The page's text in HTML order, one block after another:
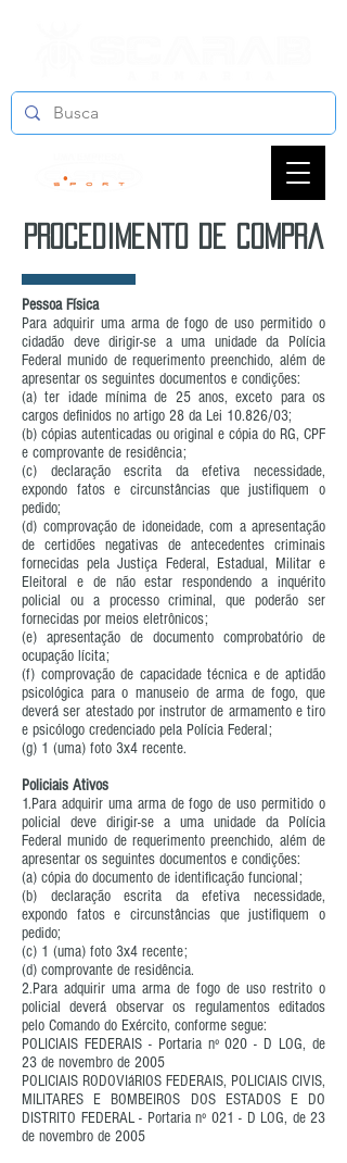
procedimento de compra
Pessoa Física
Para adquirir uma arma de fogo de uso permitido o
cidadão deve dirigir-se a uma unidade da Polícia
Federal munido de requerimento preenchido, além de
apresentar os seguintes documentos e condições:
(a) ter idade mínima de 25 anos, exceto para os
cargos definidos no artigo 28 da Lei 10.826/03;
(b) cópias autenticadas ou original e cópia do RG, CPF
e comprovante de residência;
(c) declaração escrita da efetiva necessidade,
expondo fatos e circunstâncias que justifiquem o
pedido;
(d) comprovação de idoneidade, com a apresentação
de certidões negativas de antecedentes criminais
fornecidas pela Justiça Federal, Estadual, Militar e
Eleitoral e de não estar respondendo a inquérito
policial ou a processo criminal, que poderão ser
fornecidas por meios eletrônicos;
(e) apresentação de documento comprobatório de
ocupação lícita;
(f) comprovação de capacidade técnica e de aptidão
psicológica para o manuseio de arma de fogo, que
deverá ser atestado por instrutor de armamento e tiro
e psicólogo credenciado pela Polícia Federal;
(g) 1 (uma) foto 3x4 recente.
Policiais Ativos
1.Para adquirir uma arma de fogo de uso permitido o
policial deve dirigir-se a uma unidade da Polícia
Federal munido de requerimento preenchido, além de
apresentar os seguintes documentos e condições:
(a) cópia do documento de identificação funcional;
(b) declaração escrita da efetiva necessidade,
expondo fatos e circunstâncias que justifiquem o
pedido;
(c) 1 (uma) foto 3x4 recente;
(d) comprovante de residência.
2.Para adquirir uma arma de fogo de uso restrito o
policial deverá observar os regulamentos editados
pelo Comando do Exército, conforme segue:
POLICIAIS FEDERAIS - Portaria nº 020 - D LOG, de
23 de novembro de 2005
POLICIAIS RODOVIáRIOS FEDERAIS, POLICIAIS CIVIS,
MILITARES E BOMBEIROS DOS ESTADOS E DO
DISTRITO FEDERAL - Portaria nº 021 - D LOG, de 23
de novembro de 2005